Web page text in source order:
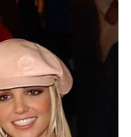
ini
secara rutin
Kelurahan
menciptakan
dan kondusif,
nasionalisme
Kemerdekaan RI.